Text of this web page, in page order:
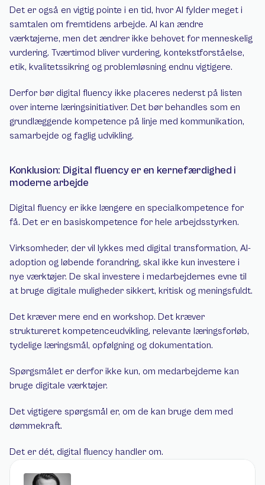
Det er også en vigtig pointe i en tid, hvor AI fylder meget i
samtalen om fremtidens arbejde. AI kan ændre
værktøjerne, men det ændrer ikke behovet for menneskelig
vurdering. Tværtimod bliver vurdering, kontekstforståelse,
etik, kvalitetssikring og problemløsning endnu vigtigere.
Derfor bør digital fluency ikke placeres nederst på listen
over interne læringsinitiativer. Det bør behandles som en
grundlæggende kompetence på linje med kommunikation,
samarbejde og faglig udvikling.
Konklusion: Digital fluency er en kernefærdighed i
moderne arbejde
Digital fluency er ikke længere en specialkompetence for
få. Det er en basiskompetence for hele arbejdsstyrken.
Virksomheder, der vil lykkes med digital transformation, AI-
adoption og løbende forandring, skal ikke kun investere i
nye værktøjer. De skal investere i medarbejdernes evne til
at bruge digitale muligheder sikkert, kritisk og meningsfuldt.
Det kræver mere end en workshop. Det kræver
struktureret kompetenceudvikling, relevante læringsforløb,
tydelige læringsmål, opfølgning og dokumentation.
Spørgsmålet er derfor ikke kun, om medarbejderne kan
bruge digitale værktøjer.
Det vigtigere spørgsmål er, om de kan bruge dem med
dømmekraft.
Det er dét, digital fluency handler om.